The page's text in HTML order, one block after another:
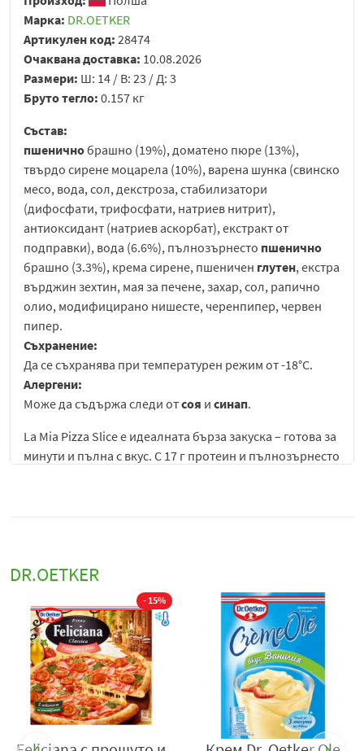
Марка: DR.OETKER
Артикулен код: 28474
Очаквана доставка: 10.08.2026
Размери: Ш: 14 / В: 23 / Д: 3
Бруто тегло: 0.157 кг
Състав:
пшеничнобрашно (19%), доматено пюре (13%),
твърдо сирене моцарела (10%), варена шунка (свинско
месо, вода, сол, декстроза, стабилизатори
(дифосфати, трифосфати, натриев нитрит),
антиоксидант (натриев аскорбат), екстракт от
подправки), вода (6.6%), пълнозърнесто пшенично
брашно (3.3%), крема сирене, пшеничен глутен, екстра
върджин зехтин, мая за печене, захар, сол, рапично
олио, модифицирано нишесте, черенпипер, червен
пипер.
Съхранение:
Да се съхранява при температурен режим от -18°C.
Алергени:
Може да съдържа следи отсоя и синап.
La Mia Pizza Slice е идеалната бърза закуска – готова за
минути и пълна с вкус. С 17 г протеин и пълнозърнесто
по-голяма хрупкавост.
Dr. Oetker La Mia Pizzaе серия замразени мини пици
(пицети), създадени за бързо и лесно приготвяне у
дома. Те съчетават мека тестена основа, вкусни сосове
и разнообразни топинги като сирена, месо и
зеленчуци, предлагайки класически пица вкус в
удобен индивидуален формат.
Продуктите се отличават с бързо приготвяне във
DR.OETKER
- 15%